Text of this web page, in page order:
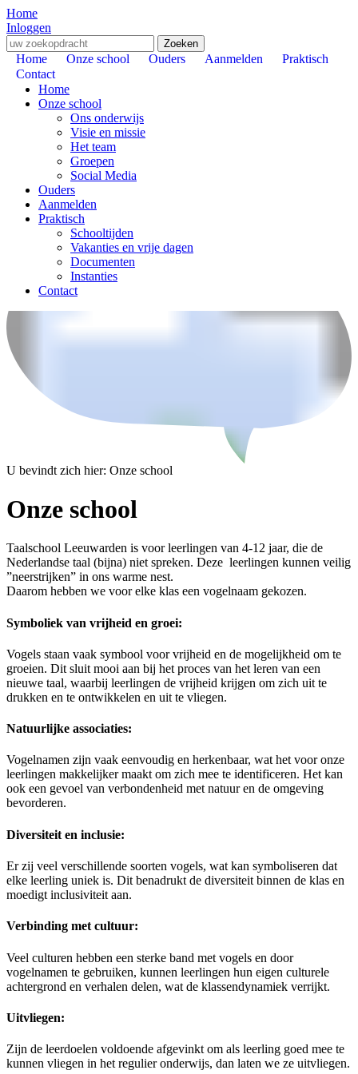
Home
Inloggen
Zoeken
Home Onze school Ouders Aanmelden
Praktisch
Contact
Home
Onze school
Ons onderwijs
Visie en missie
Het team
Groepen
Social Media
Ouders
Aanmelden
Praktisch
Schooltijden
Vakanties en vrije dagen
Documenten
Instanties
Contact
U bevindt zich hier: Onze school
Onze school
Taalschool Leeuwarden is voor leerlingen van 4-12 jaar, die de
Nederlandse taal (bijna) niet spreken. Deze leerlingen kunnen veilig
”neerstrijken” in ons warme nest.
Daarom hebben we voor elke klas een vogelnaam gekozen.
Symboliek van vrijheid en groei:
Vogels staan vaak symbool voor vrijheid en de mogelijkheid om te
groeien. Dit sluit mooi aan bij het proces van het leren van een
nieuwe taal, waarbij leerlingen de vrijheid krijgen om zich uit te
drukken en te ontwikkelen en uit te vliegen.
Natuurlijke associaties:
Vogelnamen zijn vaak eenvoudig en herkenbaar, wat het voor onze
leerlingen makkelijker maakt om zich mee te identificeren. Het kan
ook een gevoel van verbondenheid met natuur en de omgeving
bevorderen.
Diversiteit en inclusie:
Er zij veel verschillende soorten vogels, wat kan symboliseren dat
elke leerling uniek is. Dit benadrukt de diversiteit binnen de klas en
moedigt inclusiviteit aan.
Verbinding met cultuur:
Veel culturen hebben een sterke band met vogels en door
vogelnamen te gebruiken, kunnen leerlingen hun eigen culturele
achtergrond en verhalen delen, wat de klassendynamiek verrijkt.
Uitvliegen:
Zijn de leerdoelen voldoende afgevinkt om als leerling goed mee te
kunnen vliegen in het regulier onderwijs, dan laten we ze uitvliegen.